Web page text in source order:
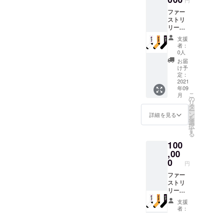
願いい
たしま
す。 サ
イズ違
いによ
る交
換・返
金はお
受けで
きませ
ん。 金
額に
は、税
と送料
が含ま
ファー
ストリ
リース
のソッ
クス。
「Kaza
ri Sox」
「Sen
Sox」
の3カ
ラーを
計6足に
加え
て、ブ
ランド
ショッ
プで使
える
5％OFF
のクー
ポン
コード
を発行
いたし
支援
者：
0人
お届
け予
定：
2021
年09
月
詳細を見る
こ
の
リ
タ
ー
ン
を
選
択
す
る
100
,00
0 円
ファー
ストリ
リース
のソッ
クス。
支援
者：